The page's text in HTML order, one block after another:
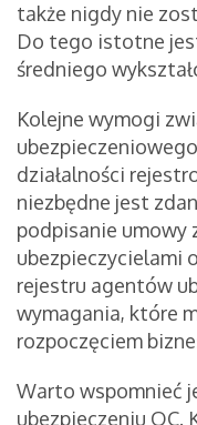
także nigdy nie
Do tego istotne
średniego
Kolejne wymogi
działalności
niezbędne jest
podpisanie umowy
ubezpieczycielami
rejestru agentów
wymagania, które
rozpoczęciem
Warto wspomnieć
ubezpieczeniu OC.